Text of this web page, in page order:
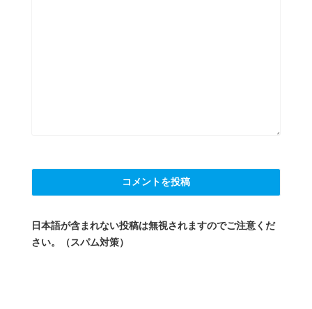
日本語が含まれない投稿は無視されますのでご注意くだ
さい。（スパム対策）